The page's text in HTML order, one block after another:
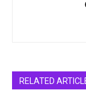
RELATED